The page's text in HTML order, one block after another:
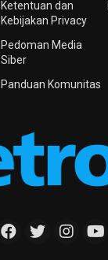
Ketentuan dan
Kebijakan Privacy
Pedoman Media
Siber
Panduan Komunitas